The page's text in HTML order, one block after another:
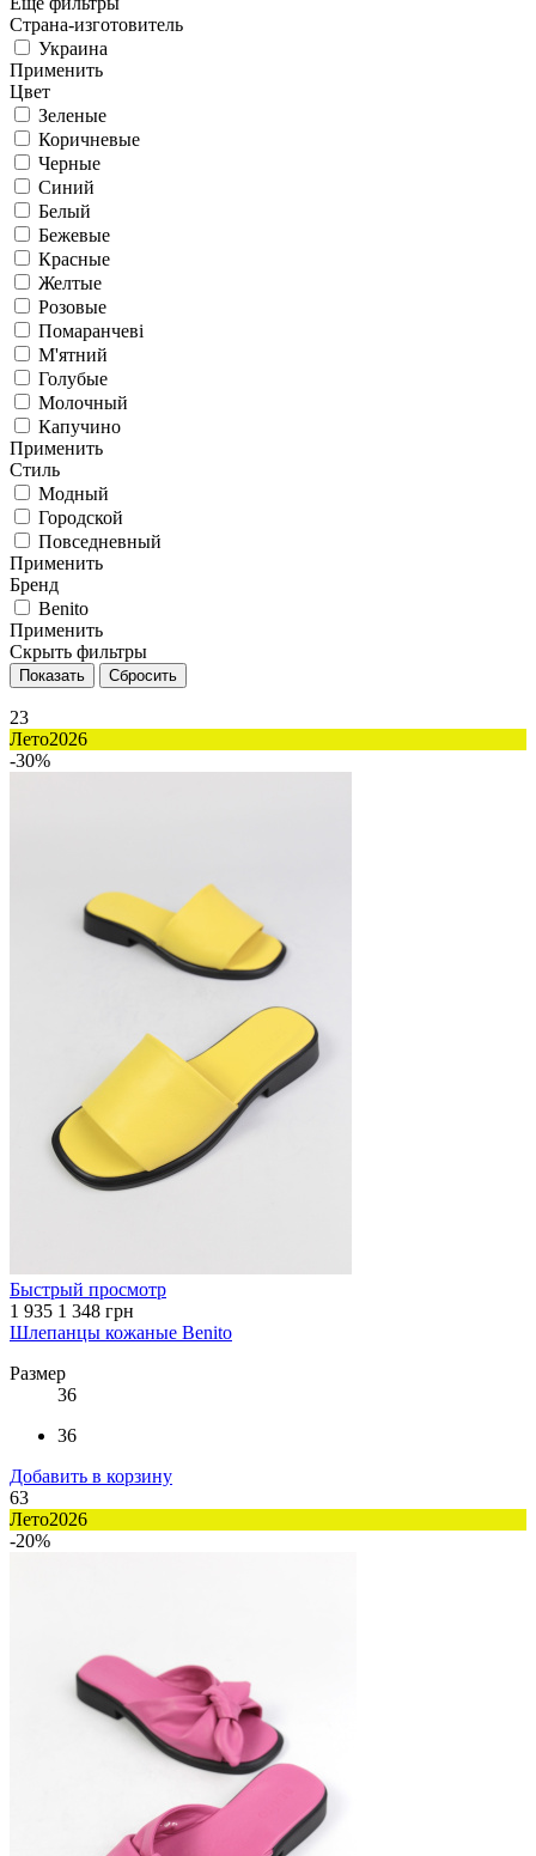
Страна-изготовитель
Украина
Применить
Цвет
Зеленые
Коричневые
Черные
Синий
Белый
Бежевые
Красные
Желтые
Розовые
Помаранчеві
М'ятний
Голубые
Молочный
Капучино
Применить
Стиль
Модный
Городской
Повседневный
Применить
Бренд
Benito
Применить
Скрыть фильтры
23
Лето2026
-30%
Быстрый просмотр
1 935 1 348 грн
Шлепанцы кожаные Benito
Размер
36
36
Добавить в корзину
63
Лето2026
-20%